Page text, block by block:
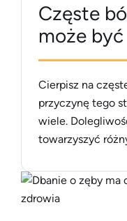
Częste
może
Cierpisz na
przyczynę tego
wiele.
towarzyszyć
powiększającą
do dużo